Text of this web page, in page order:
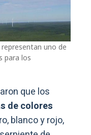
uno de
para los
que los
de colores
blanco y rojo,